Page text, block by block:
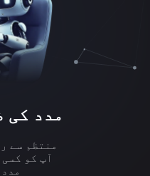
مدد کی
منتظم سے
آپ کو